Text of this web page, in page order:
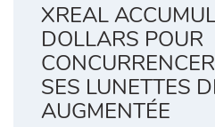
XREAL
DOLLARS POUR
SES LUNETTES
AUGMENTÉE